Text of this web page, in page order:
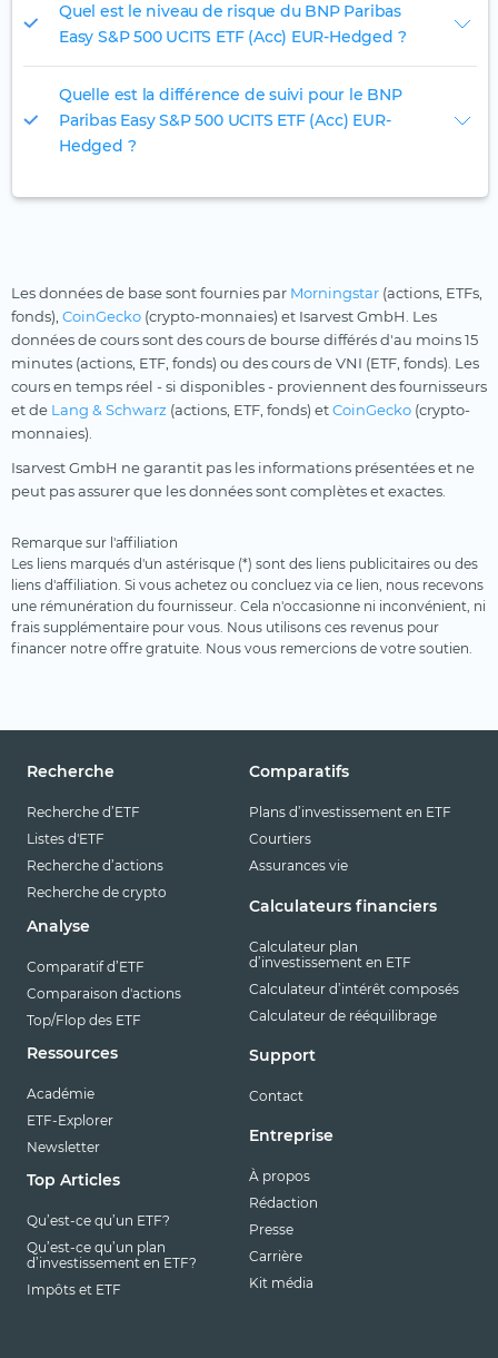
Quel est le niveau de risque du BNP Paribas
Easy S&P 500 UCITS ETF (Acc) EUR-Hedged ?
Quelle est la différence de suivi pour le BNP
Paribas Easy S&P 500 UCITS ETF (Acc) EUR-
Hedged ?
Les données de base sont fournies par Morningstar (actions, ETFs,
fonds), CoinGecko (crypto-monnaies) et Isarvest GmbH. Les
données de cours sont des cours de bourse différés d'au moins 15
minutes (actions, ETF, fonds) ou des cours de VNI (ETF, fonds). Les
cours en temps réel - si disponibles - proviennent des fournisseurs
et de Lang & Schwarz (actions, ETF, fonds) etCoinGecko (crypto-
monnaies).
Isarvest GmbH ne garantit pas les informations présentées et ne
peut pas assurer que les données sont complètes et exactes.
Remarque sur l'affiliation
Les liens marqués d'un astérisque (*) sont des liens publicitaires ou des
liens d'affiliation. Si vous achetez ou concluez via ce lien, nous recevons
une rémunération du fournisseur. Cela n'occasionne ni inconvénient, ni
frais supplémentaire pour vous. Nous utilisons ces revenus pour
financer notre offre gratuite. Nous vous remercions de votre soutien.
Recherche
Recherche d’ETF
Listes d'ETF
Recherche d’actions
Recherche de crypto
Analyse
Comparatif d’ETF
Comparaison d'actions
Top/Flop des ETF
Ressources
Académie
ETF-Explorer
Newsletter
Top Articles
Qu’est-ce qu’un ETF?
Qu’est-ce qu’un plan
d’investissement en ETF?
Impôts et ETF
Comparatifs
Plans d’investissement en ETF
Courtiers
Assurances vie
Calculateurs financiers
Calculateur plan
d’investissement en ETF
Calculateur d’intérêt composés
Calculateur de rééquilibrage
Support
Contact
Entreprise
À propos
Rédaction
Presse
Carrière
Kit média